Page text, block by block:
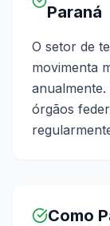
Paraná
O setor de
movimenta
órgãos
Como